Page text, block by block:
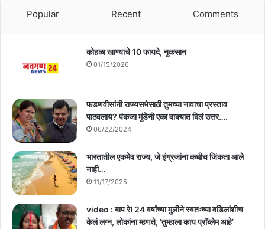
Popular Recent Comments
कोहळा खाण्याचे 10 फायदे, नुकसान
01/15/2026
फडणवीसांनी राज्यसभेसाठी तुमच्या नावाचा प्रस्ताव
पाठवलाय? पंकजा मुंडेंनी एका वाक्यात दिलं उत्तर….
06/22/2024
भारतातील एकमेव राज्य, जे इंग्रजांना कधीच जिंकता आले
नाही…
11/17/2025
video : बाप रे! 24 वर्षांच्या मुलीने स्वतःच्या वडिलांशीच
केलं लग्न, लोकांना म्हणते, ‘तुम्हाला काय प्राॅब्लेम आहे’